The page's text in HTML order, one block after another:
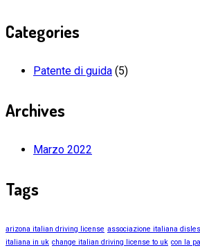
Categories
Patente di guida (5)
Archives
Marzo 2022
Tags
arizona italian driving license associazione italiana
italiana in uk change italian driving license to uk con la